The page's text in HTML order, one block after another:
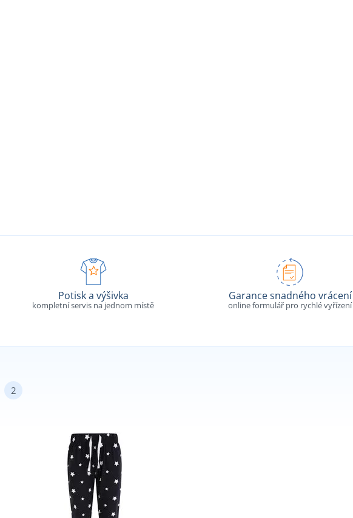
Potisk a výšivka
kompletní servis na jednom místě
Garance snadného vrácení
online formulář pro rychlé vyřízení
2